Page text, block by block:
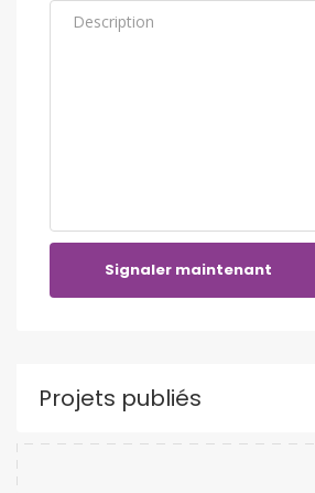
Signaler maintenant
Projets publiés